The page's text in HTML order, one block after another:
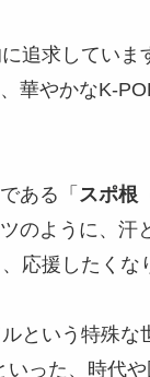
追求してい
華やかなK-
ある「 スポ根
のように、
応援したくな
という特殊な
った、時代